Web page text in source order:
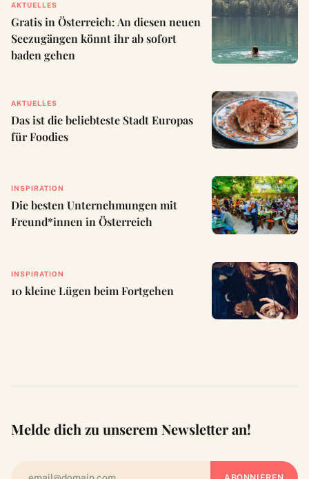
AKTUELLES
Gratis in Österreich: An diesen neuen
Seezugängen könnt ihr ab sofort
baden gehen
AKTUELLES
Das ist die beliebteste Stadt Europas
für Foodies
INSPIRATION
Die besten Unternehmungen mit
Freund*innen in Österreich
INSPIRATION
10 kleine Lügen beim Fortgehen
Melde dich zu unserem Newsletter an!